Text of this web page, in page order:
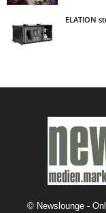
ELATION
© Newslounge -